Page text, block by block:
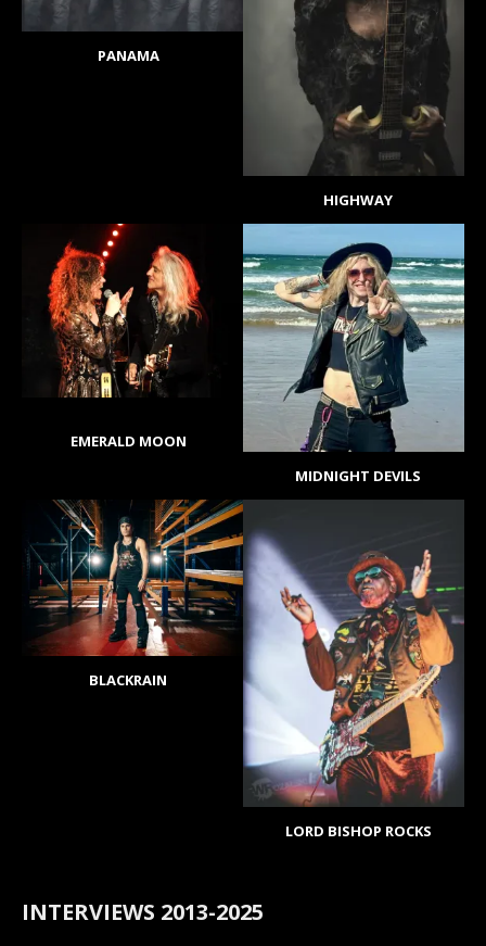
PANAMA
HIGHWAY
EMERALD MOON
MIDNIGHT DEVILS
BLACKRAIN
LORD BISHOP ROCKS
INTERVIEWS 2013-2025